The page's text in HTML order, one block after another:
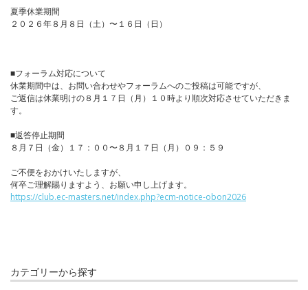
夏季休業期間
２０２６年８月８日（土）〜１６日（日）
■フォーラム対応について
休業期間中は、お問い合わせやフォーラムへのご投稿は可能ですが、
ご返信は休業明けの８月１７日（月）１０時より順次対応させていただきま
す。
■返答停止期間
８月７日（金）１７：００〜８月１７日（月）０９：５９
ご不便をおかけいたしますが、
何卒ご理解賜りますよう、お願い申し上げます。
https://club.ec-masters.net/index.php?ecm-notice-obon2026
カテゴリーから探す